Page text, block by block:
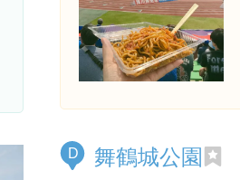
D 舞鶴城公園